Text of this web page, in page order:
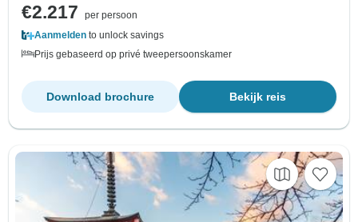
€2.217
per persoon
Aanmelden to unlock savings
Prijs gebaseerd op privé tweepersoonskamer
Bekijk reis
Download brochure